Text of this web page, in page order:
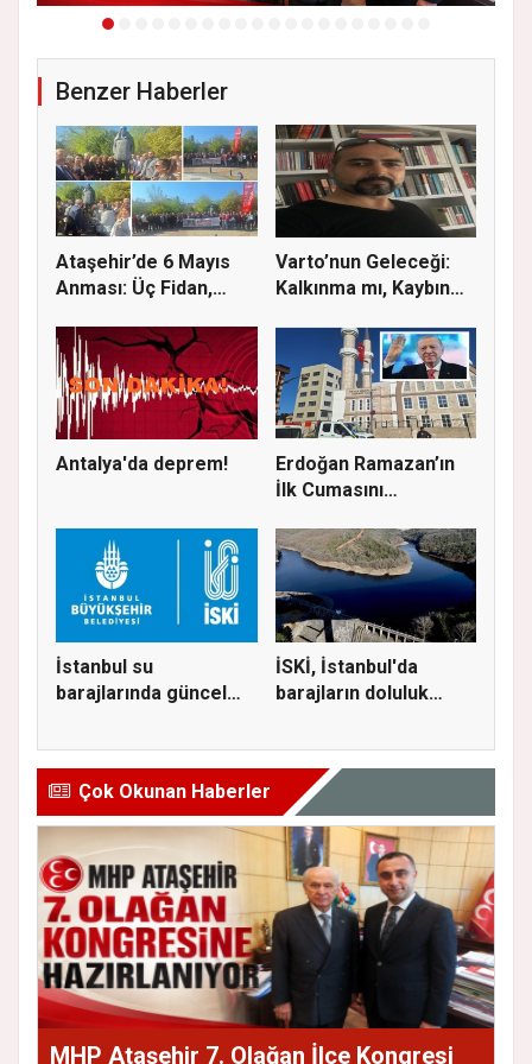
Benzer Haberler
Ataşehir’de 6 Mayıs
Anması: Üç Fidan,
Varto’nun Geleceği:
Kalkınma mı, Kaybın
Antalya'da deprem!
Erdoğan Ramazan’ın
İlk Cumasını
İstanbul su
barajlarında güncel
İSKİ, İstanbul'da
barajların doluluk
Çok Okunan Haberler
MHP Ataşehir 7. Olağan İlçe Kongresi